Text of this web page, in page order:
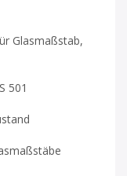
Glasmaßstab,
501